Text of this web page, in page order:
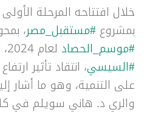
خلال افتتاحه المرحلة
بمشروع #مستقبل_مصر،
#موسم_الحصاد لعام 2024، أعاد الرئيس عبد الفتاح
#السيسي، انتقاد تأثير
على التنمية، وهو ما أشار
والري د. هاني سويلم في